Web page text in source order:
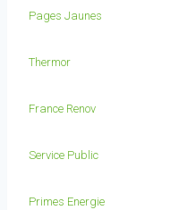
Pages Jaunes
Thermor
France Renov
Service Public
Primes Energie